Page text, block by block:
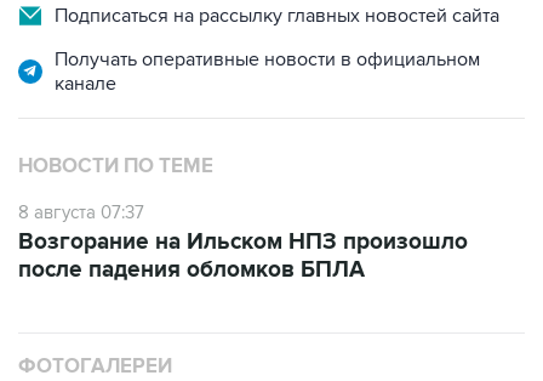
Подписаться на рассылку главных новостей сайта
Получать оперативные новости в официальном
канале
НОВОСТИ ПО ТЕМЕ
8 августа 07:37
Возгорание на Ильском НПЗ произошло
после падения обломков БПЛА
ФОТОГАЛЕРЕИ